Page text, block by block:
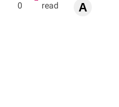
0
read
A